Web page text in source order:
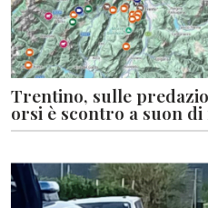
Trentino, sulle
orsi è scontro a suon